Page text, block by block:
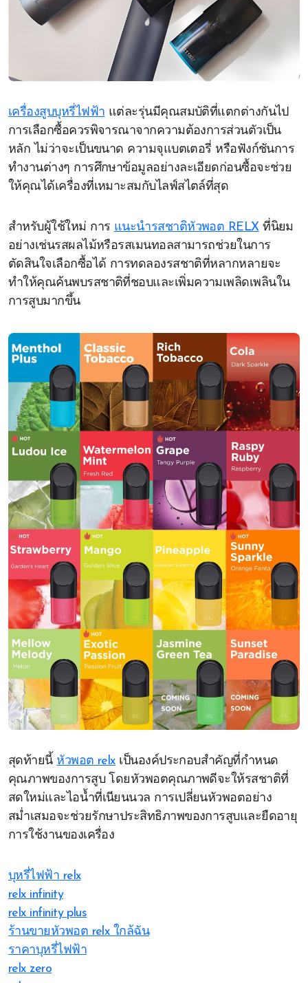
เครื่องสูบบุหรี่ไฟฟ้า แต่ละรุ่นมีคุณสมบัติที่แตกต่างกันไป
การเลือกซื้อควรพิจารณาจากความต้องการส่วนตัวเป็น
หลัก ไม่ว่าจะเป็นขนาด ความจุแบตเตอรี่ หรือฟังก์ชันการ
ทำงานต่างๆ การศึกษาข้อมูลอย่างละเอียดก่อนซื้อจะช่วย
ให้คุณได้เครื่องที่เหมาะสมกับไลฟ์สไตล์ที่สุด
สำหรับผู้ใช้ใหม่ การ แนะนำรสชาติหัวพอต RELXที่นิยม
อย่างเช่นรสผลไม้หรือรสเมนทอลสามารถช่วยในการ
ตัดสินใจเลือกซื้อได้ การทดลองรสชาติที่หลากหลายจะ
ทำให้คุณค้นพบรสชาติที่ชอบและเพิ่มความเพลิดเพลินใน
การสูบมากขึ้น
สุดท้ายนี้ หัวพอต relxเป็นองค์ประกอบสำคัญที่กำหนด
คุณภาพของการสูบ โดยหัวพอตคุณภาพดีจะให้รสชาติที่
สดใหม่และไอน้ำที่เนียนนวล การเปลี่ยนหัวพอตอย่าง
สม่ำเสมอจะช่วยรักษาประสิทธิภาพของการสูบและยืดอายุ
การใช้งานของเครื่อง
บุหรี่ไฟฟ้า relx
relx infinity
relx infinity plus
ร้านขายหัวพอต relx ใกล้ฉัน
ราคาบุหรี่ไฟฟ้า
relx zero